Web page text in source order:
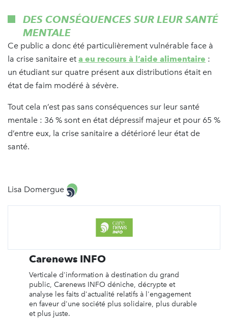
DES CONSÉQUENCES SUR LEUR SANTÉ
MENTALE
Ce public a donc été particulièrement vulnérable face à
la crise sanitaire et a eu recours à l’aide alimentaire :
un étudiant sur quatre présent aux distributions était en
état de faim modéré à sévère.
Tout cela n’est pas sans conséquences sur leur santé
mentale : 36 % sont en état dépressif majeur et pour 65 %
d’entre eux, la crise sanitaire a détérioré leur état de
santé.
Lisa Domergue
Carenews INFO
Verticale d'information à destination du grand
public, Carenews INFO déniche, décrypte et
analyse les faits d'actualité relatifs à l'engagement
en faveur d'une société plus solidaire, plus durable
et plus juste.